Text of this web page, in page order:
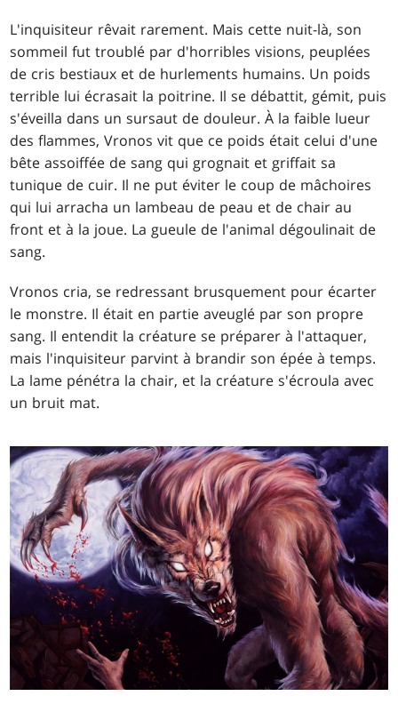
L'inquisiteur rêvait rarement. Mais cette nuit-là, son
sommeil fut troublé par d'horribles visions, peuplées
de cris bestiaux et de hurlements humains. Un poids
terrible lui écrasait la poitrine. Il se débattit, gémit, puis
s'éveilla dans un sursaut de douleur. À la faible lueur
des flammes, Vronos vit que ce poids était celui d'une
bête assoiffée de sang qui grognait et griffait sa
tunique de cuir. Il ne put éviter le coup de mâchoires
qui lui arracha un lambeau de peau et de chair au
front et à la joue. La gueule de l'animal dégoulinait de
sang.
Vronos cria, se redressant brusquement pour écarter
le monstre. Il était en partie aveuglé par son propre
sang. Il entendit la créature se préparer à l'attaquer,
mais l'inquisiteur parvint à brandir son épée à temps.
La lame pénétra la chair, et la créature s'écroula avec
un bruit mat.